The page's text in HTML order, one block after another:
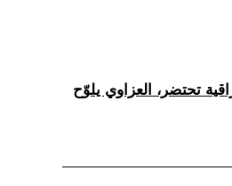
تحتضر، العزاوي يلوّح